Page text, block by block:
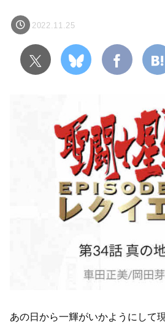
2022.11.25
あの日から一輝がいかようにして